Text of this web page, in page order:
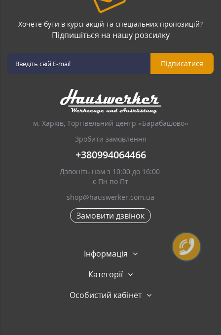
Хочете бути в курсі акцій та спеціальних пропозицій?
Підпишіться на нашу розсилку
Підписатися
м. Харків, Торгівельний центр «Барабашово»
Зробити замовлення
+380994064466
Дзвоніть нам з 10:00 до 16:00
с Пн по Пт
shop@hauswerker.com.ua
Замовити дзвінок
Інформація
Категорії
Особистий кабінет